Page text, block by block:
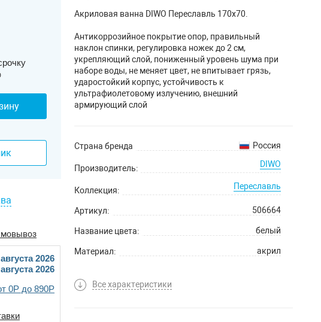
2026
2026
0Р до 890Р
Акриловая ванна DIWO Переславль 170х70.
Антикоррозийное покрытие опор, правильный
наклон спинки, регулировка ножек до 2 см,
укрепляющий слой, пониженный уровень шума при
наборе воды, не меняет цвет, не впитывает грязь,
ударостойкий корпус, устойчивость к
ультрафиолетовому излучению, внешний
армирующий слой
Страна бренда Россия
Производитель: DIWO
Коллекция: Переславль
Артикул: 506664
Название цвета: белый
Материал: акрил
Все характеристики